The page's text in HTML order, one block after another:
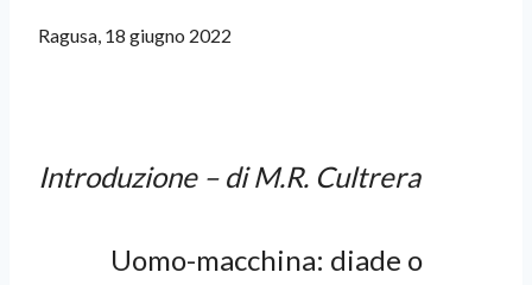
Ragusa, 18 giugno 2022
Introduzione – di M.R. Cultrera
Uomo-macchina: diade o